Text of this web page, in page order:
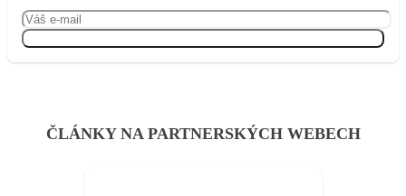
ČLÁNKY NA PARTNERSKÝCH WEBECH